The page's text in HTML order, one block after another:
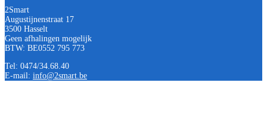
2Smart
Augustijnenstraat 17
3500 Hasselt
Geen afhalingen mogelijk
BTW: BE0552 795 773
Tel: 0474/34.68.40
E-mail: info@2smart.be